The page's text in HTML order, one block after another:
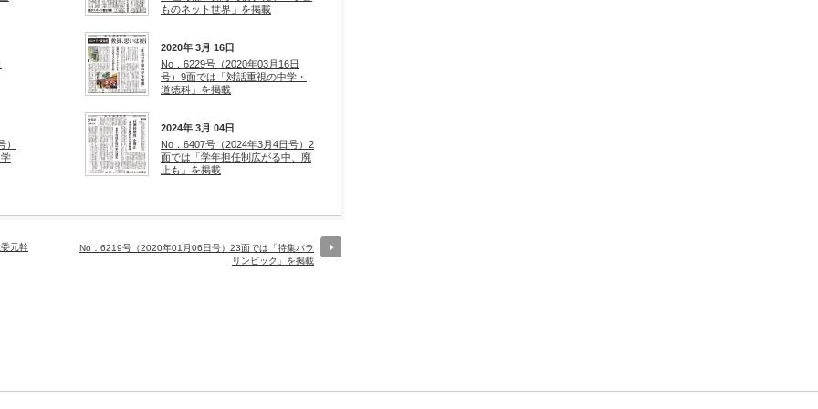
ものネット世界」を掲載
2020年 3月 16日
No．6229号（2020年03月16日
号）9面では「対話重視の中学・
道徳科」を掲載
2024年 3月 04日
No．6407号（2024年3月4日号）2
面では「学年担任制広がる中、廃
止も」を掲載
元幹
No．6219号（2020年01月06日号）23面では「特集パラ
リンピック」を掲載